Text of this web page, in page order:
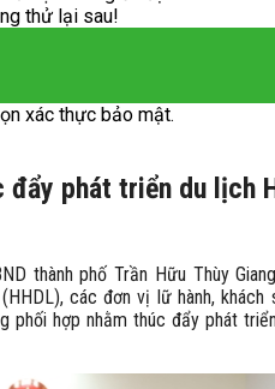
thử lại sau!
xác thực bảo mật.
đẩy phát triển du lịch
thành phố Trần Hữu Thùy
các đơn vị lữ hành, khách
phối hợp nhằm thúc đẩy phát